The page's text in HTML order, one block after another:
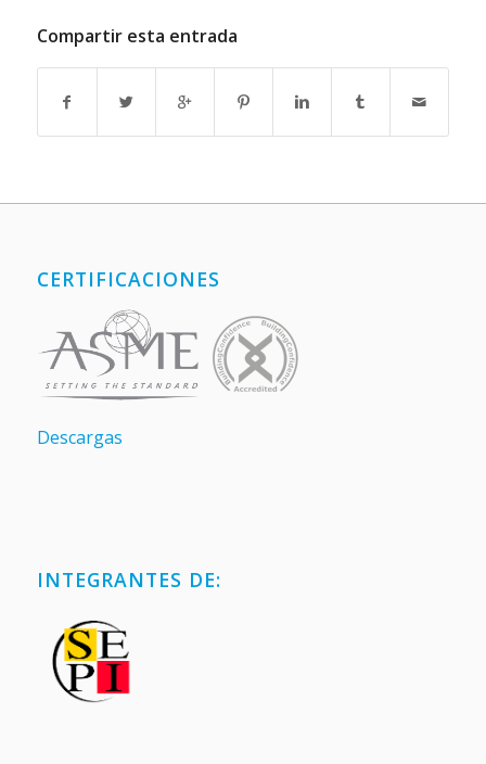
Compartir esta entrada
CERTIFICACIONES
Descargas
INTEGRANTES DE: